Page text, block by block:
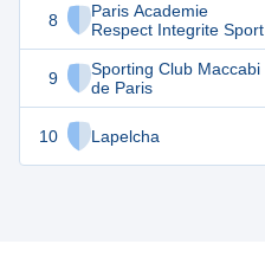
8
Paris Academie
Respect Integrite Sport
9
Sporting Club Maccabi
de Paris
10 Lapelcha
10 9